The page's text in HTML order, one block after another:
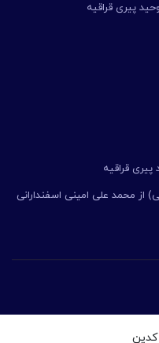
پیری قراقیه
قراقیه
از محمد علی امینی اسفندارانی
کدین